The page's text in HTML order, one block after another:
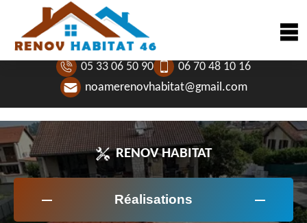
05 33 06 50 90
06 70 48 10 16
noamerenovhabitat@gmail.com
RENOV HABITAT
Réalisations